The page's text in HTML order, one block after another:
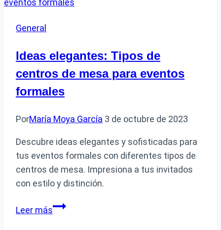
General
Ideas elegantes: Tipos de
centros de mesa para eventos
formales
PorMaría Moya García 3 de octubre de 2023
Descubre ideas elegantes y sofisticadas para
tus eventos formales con diferentes tipos de
centros de mesa. Impresiona a tus invitados
con estilo y distinción.
Leer másIdeas